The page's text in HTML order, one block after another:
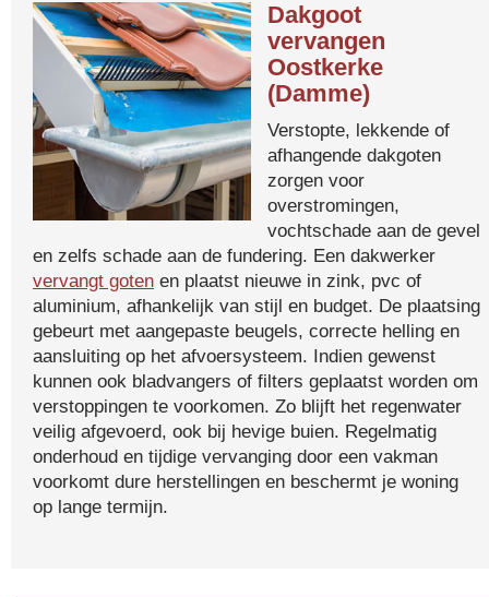
Dakgoot
vervangen
Oostkerke
(Damme)
Verstopte, lekkende of
afhangende dakgoten
zorgen voor
overstromingen,
vochtschade aan de gevel
en zelfs schade aan de fundering. Een dakwerker
vervangt goten en plaatst nieuwe in zink, pvc of
aluminium, afhankelijk van stijl en budget. De plaatsing
gebeurt met aangepaste beugels, correcte helling en
aansluiting op het afvoersysteem. Indien gewenst
kunnen ook bladvangers of filters geplaatst worden om
verstoppingen te voorkomen. Zo blijft het regenwater
veilig afgevoerd, ook bij hevige buien. Regelmatig
onderhoud en tijdige vervanging door een vakman
voorkomt dure herstellingen en beschermt je woning
op lange termijn.